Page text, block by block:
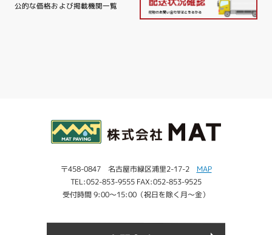
公的な価格および掲載機関一覧
〒458-0847 名古屋市緑区浦里2-17-2 MAP
TEL:052-853-9555 FAX:052-853-9525
受付時間 9:00～15:00（祝日を除く月～金）